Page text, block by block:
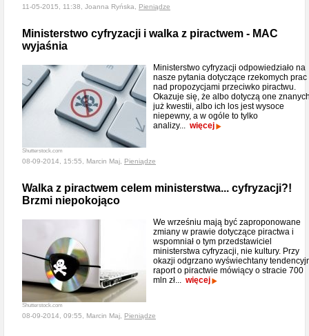
11-05-2015, 11:38, Joanna Ryńska, Pieniądze
Ministerstwo cyfryzacji i walka z piractwem - MAC
wyjaśnia
Shutterstock.com
Ministerstwo cyfryzacji odpowiedziało na
nasze pytania dotyczące rzekomych prac
nad propozycjami przeciwko piractwu.
Okazuje się, że albo dotyczą one
już kwestii, albo ich los jest wysoce
niepewny, a w ogóle to tylko
analizy... więcej
08-09-2014, 15:55, Marcin Maj, Pieniądze
Walka z piractwem celem ministerstwa... cyfryzacji?!
Brzmi niepokojąco
Shutterstock.com
We wrześniu mają być zaproponowane
zmiany w prawie dotyczące piractwa i
wspomniał o tym przedstawiciel
ministerstwa cyfryzacji, nie kultury. Przy
okazji odgrzano wyświechtany
raport o piractwie mówiący o stracie 700
mln zł... więcej
08-09-2014, 09:55, Marcin Maj, Pieniądze